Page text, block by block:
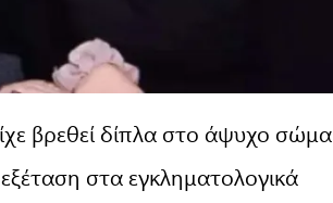
βρεθεί δίπλα στο άψυχο σώμα
στα εγκληματολογικά